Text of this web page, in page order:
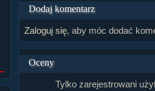
Dodaj komentarz
Zaloguj się, aby móc dodać
Oceny
Tylko zarejestrowani